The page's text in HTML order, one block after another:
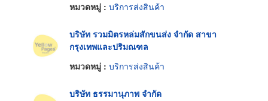
หมวดหมู่ : บริการส่งสินค้า
บริษัท รวมมิตรหล่มสักขนส่ง จำกัด สาขา
กรุงเทพและปริมณฑล
หมวดหมู่ : บริการส่งสินค้า
บริษัท ธรรมานุภาพ จำกัด